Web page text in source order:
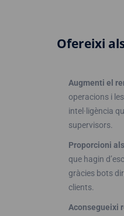
Ofereixi
Augmenti el
operacions i
intel·ligència
supervisors.
Proporcioni
que hagin
gràcies bots
clients.
Aconsegueixi